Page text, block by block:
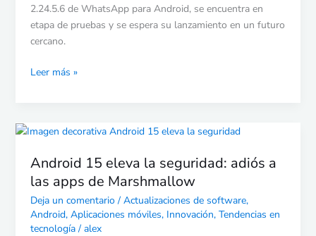
2.24.5.6 de WhatsApp para Android, se encuentra en
etapa de pruebas y se espera su lanzamiento en un futuro
cercano.
Leer más »
Android 15 eleva la seguridad: adiós a
las apps de Marshmallow
Deja un comentario / Actualizaciones de software,
Android, Aplicaciones móviles, Innovación, Tendencias en
tecnología/ alex
Android
eleva
la
seguridad:
adiós
a